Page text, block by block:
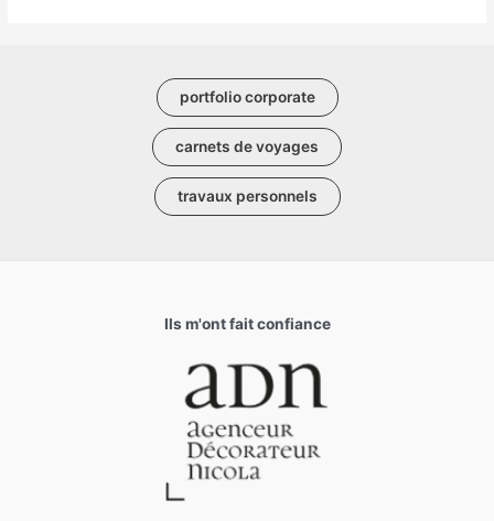
portfolio corporate
carnets de voyages
travaux personnels
Ils m'ont fait confiance